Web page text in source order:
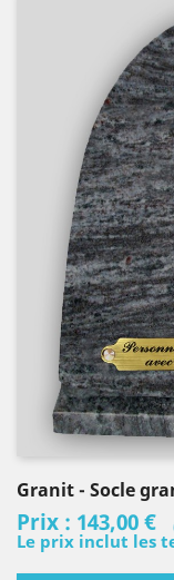
Granit- Socle
Prix : 143,00 €
Le prix inclut les